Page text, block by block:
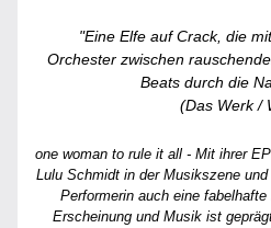
"Eine Elfe auf Crack, die
Orchester zwischen
Beats durch die
(Das Werk /
one woman to rule it all - Mit ihrer
Lulu Schmidt in der Musikszene
Performerin auch eine
Erscheinung und Musik ist